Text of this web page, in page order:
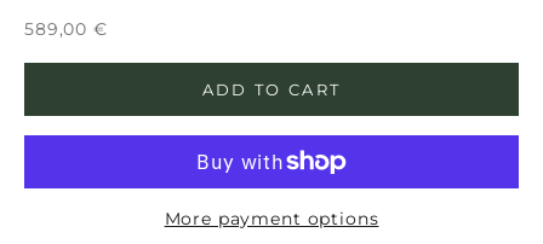
Sale price
589,00 €
ADD TO CART
More payment options